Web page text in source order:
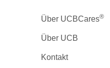
Über UCBCares®
Über UCB
Kontakt